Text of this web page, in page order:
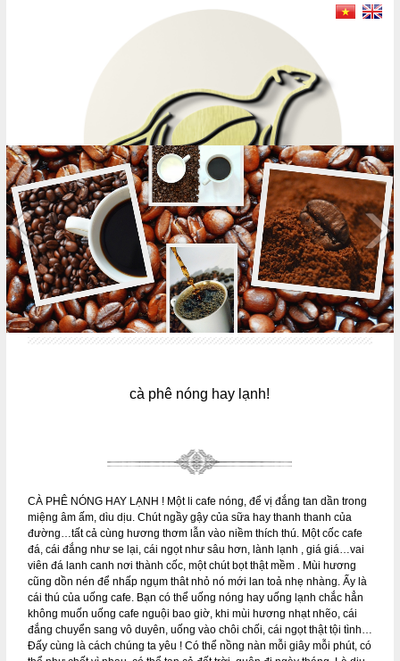
cà phê nóng hay lạnh!
CÀ PHÊ NÓNG HAY LẠNH ! Một li cafe nóng, để vị đắng tan dần trong
miệng âm ấm, dìu dịu. Chút ngầy gậy của sữa hay thanh thanh của
đường…tất cả cùng hương thơm lẫn vào niềm thích thú. Một cốc cafe
đá, cái đắng như se lại, cái ngọt như sâu hơn, lành lạnh , giá giá…vai
viên đá lanh canh nơi thành cốc, một chút bọt thật mềm . Mùi hương
cũng dồn nén để nhấp ngụm thât nhỏ nó mới lan toả nhẹ nhàng. Ấy là
cái thú của uống cafe. Bạn có thể uống nóng hay uống lạnh chắc hẳn
không muốn uống cafe nguội bao giờ, khi mùi hương nhạt nhẽo, cái
đắng chuyển sang vô duyên, uống vào chôi chối, cái ngọt thật tội tình…
Đấy cùng là cách chúng ta yêu ! Có thể nồng nàn mỗi giây mỗi phút, có